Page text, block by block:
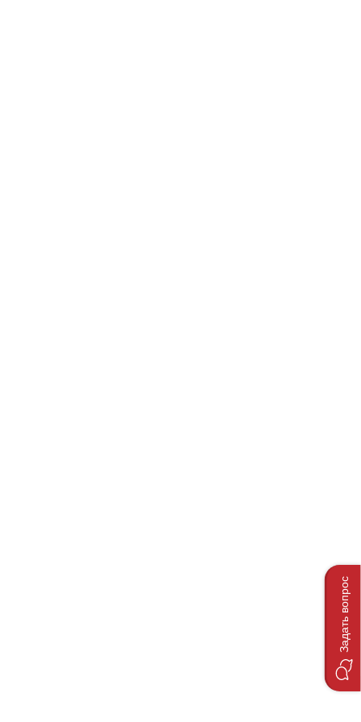
Задать вопрос